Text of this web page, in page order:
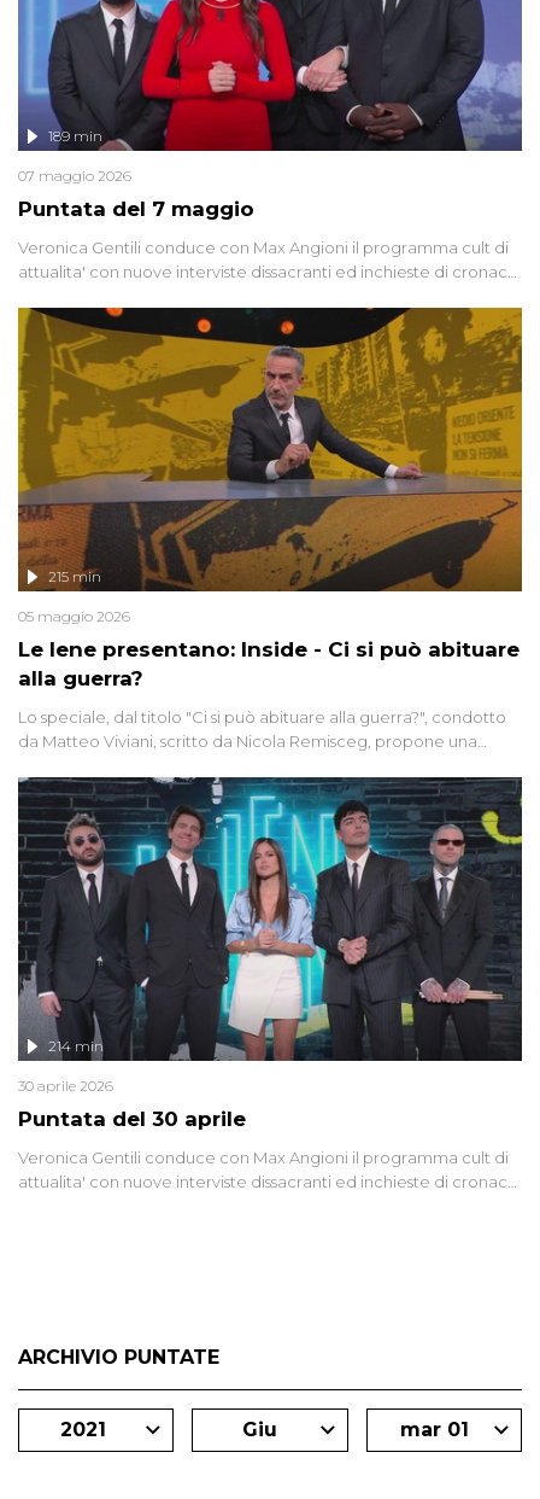
Puntata del 7 maggio
189 min
07 maggio 2026
Veronica Gentili conduce con Max Angioni il programma cult di
attualita' con nuove interviste dissacranti ed inchieste di cronaca
Le Iene presentano: Inside - Ci si può abituare
alla guerra?
215 min
05 maggio 2026
Lo speciale, dal titolo "Ci si può abituare alla guerra?", condotto
da Matteo Viviani, scritto da Nicola Remisceg, propone una
di settore - su quanto la guerra sia diventata una realtà pervasiva.
Anche se l'Italia non è direttamente coinvolta in conflitti armati, il
contesto globale rende impossibile considerarla un fenomeno
lontano.
Puntata del 30 aprile
214 min
30 aprile 2026
Veronica Gentili conduce con Max Angioni il programma cult di
attualita' con nuove interviste dissacranti ed inchieste di cronaca
ARCHIVIO PUNTATE
2021 Giu mar 01